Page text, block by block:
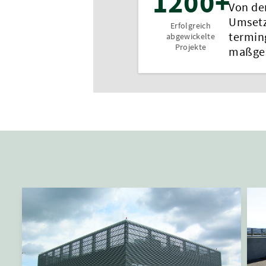
Erfolgreich
abgewickelte
Projekte
Von